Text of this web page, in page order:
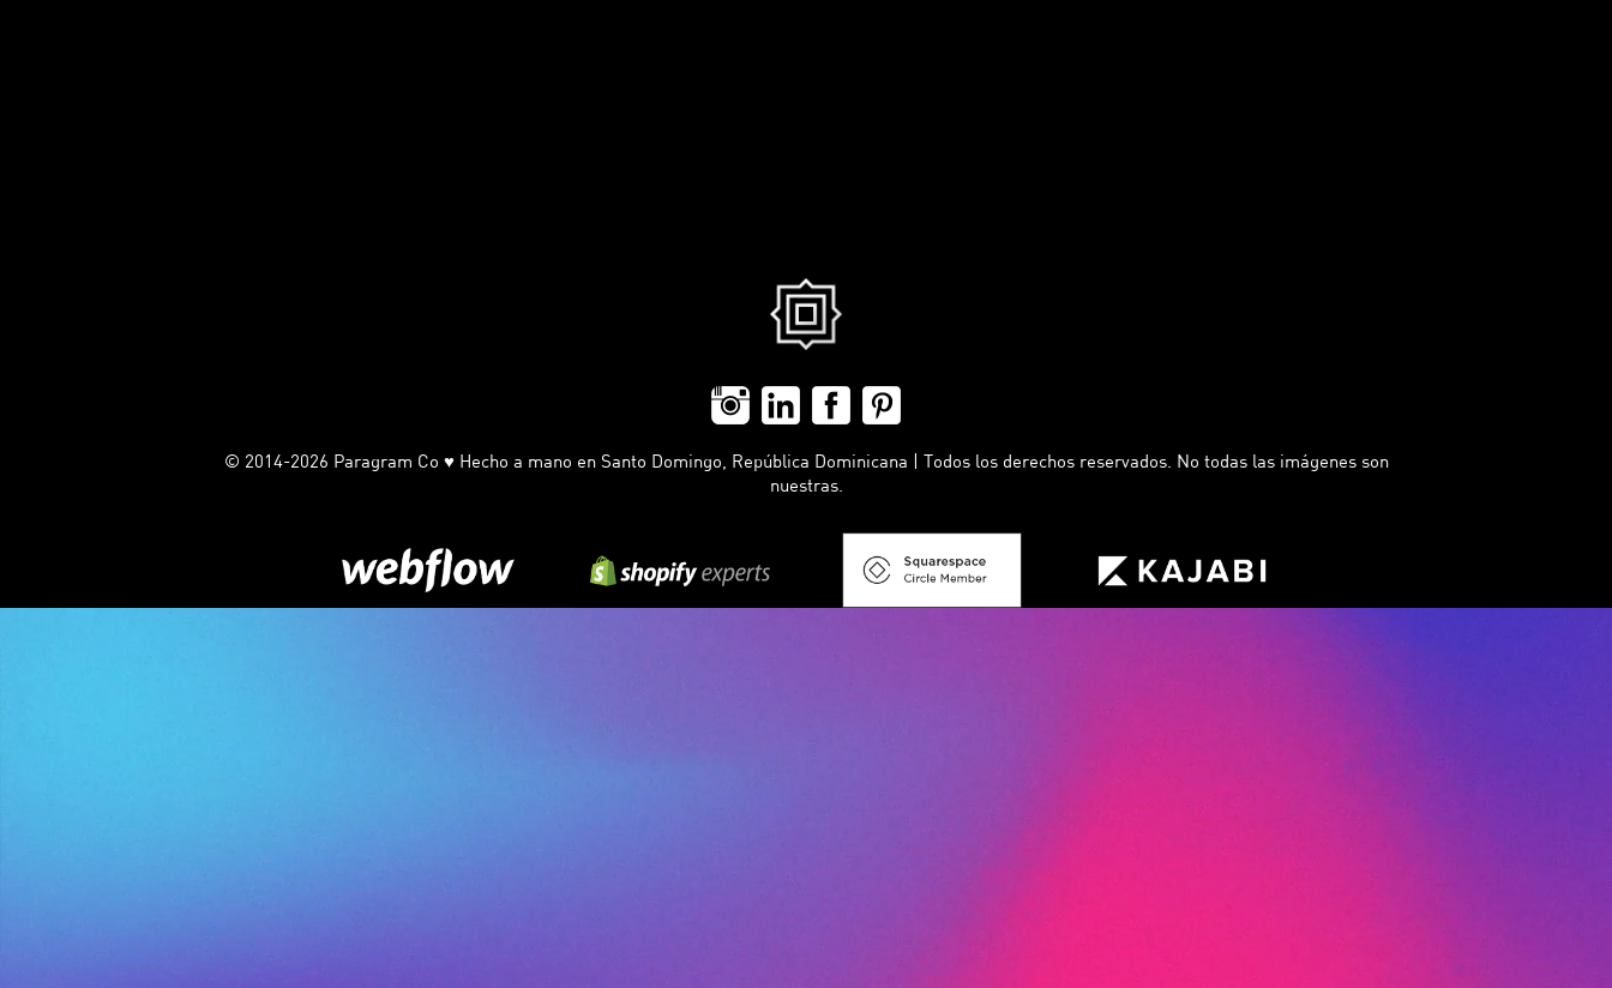
© 2014-2026 Paragram Co ♥ Hecho a mano en Santo Domingo, República Dominicana | Todos los derechos reservados. No todas las imágenes son
nuestras.